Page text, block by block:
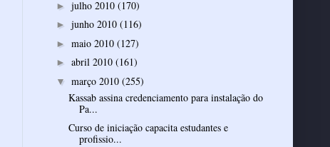
► julho 2010 (170)
► junho 2010 (116)
► maio 2010 (127)
► abril 2010 (161)
▼ março 2010 (255)
Kassab assina credenciamento para instalação do
Pa...
Curso de iniciação capacita estudantes e
profissio...